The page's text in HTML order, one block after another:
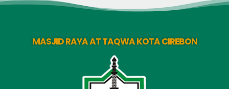
MASJID RAYA AT TAQWA KOTA CIREBON